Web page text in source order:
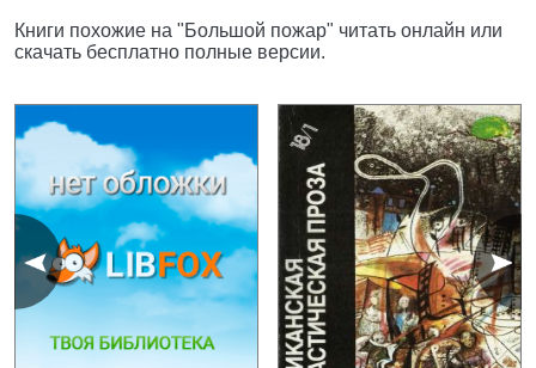
Книги похожие на "Большой пожар" читать онлайн или
скачать бесплатно полные версии.